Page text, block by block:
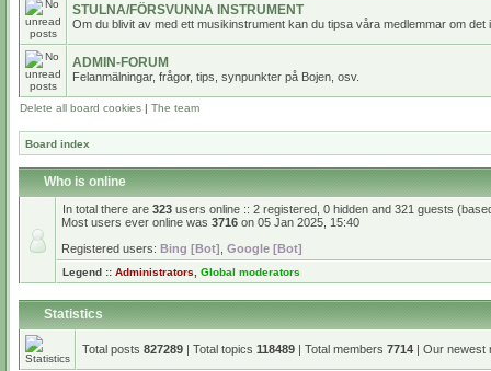
STULNA/FÖRSVUNNA INSTRUMENT
Om du blivit av med ett musikinstrument kan du tipsa våra medlemmar om det
ADMIN-FORUM
Felanmälningar, frågor, tips, synpunkter på Bojen, osv.
Delete all board cookies | The team
Board index
Who is online
In total there are 323 users online :: 2 registered, 0 hidden and 321 guests
Most users ever online was 3716 on 05 Jan 2025, 15:40
Registered users: Bing [Bot] Google [Bot]
Legend :: Administrators Global moderators
Statistics
Total posts 827289 | Total topics 118489 | Total members 7714 | Our newest